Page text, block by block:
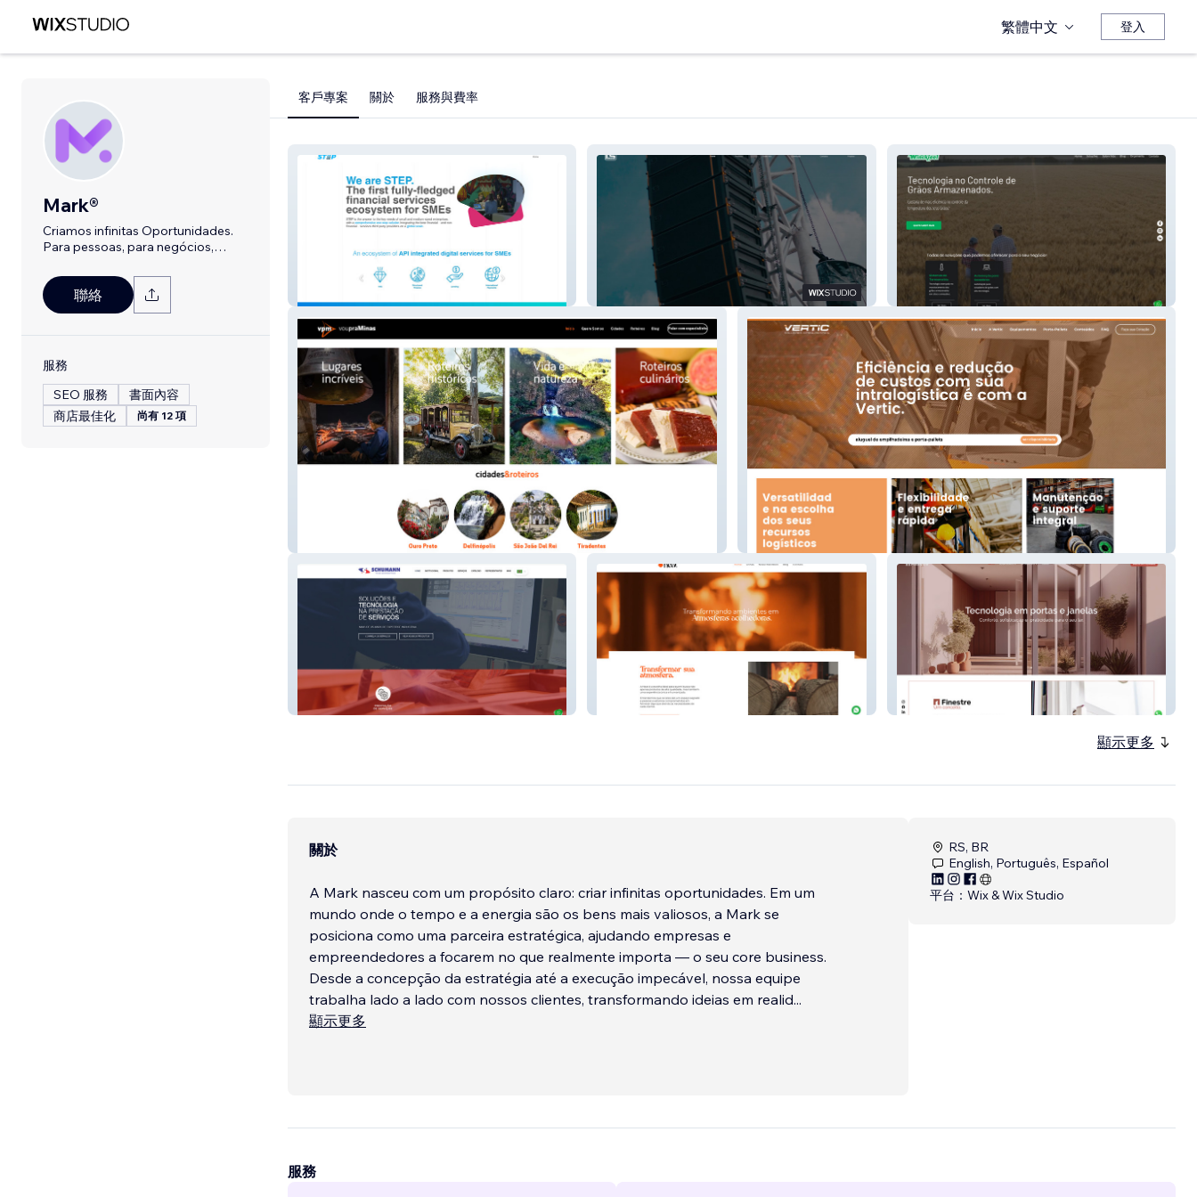
繁體中文 登入
Mark®
Criamos infinitas Oportunidades.
Para pessoas, para negócios,
聯絡
服務
SEO 服務
書面內容
商店最佳化
尚有 12 項
客戶專案 關於 服務與費率
LS_Audio Winckieel
Vertic
Schumann Finestre
顯示更多
關於
A Mark nasceu com um propósito claro: criar infinitas oportunidades. Em um
mundo onde o tempo e a energia são os bens mais valiosos, a Mark se
posiciona como uma parceira estratégica, ajudando empresas e
empreendedores a focarem no que realmente importa — o seu core business.
Desde a concepção da estratégia até a execução impecável, nossa equipe
trabalha lado a lado com nossos clientes, transformando ideias em realid...
顯示更多
RS, BR
English, Português, Español
平台： Wix & Wix Studio
服務